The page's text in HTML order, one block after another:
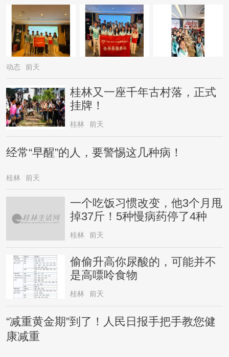
动态 前天
桂林又一座千年古村落，正式
挂牌！
桂林 前天
经常“早醒”的人，要警惕这几种病！
桂林 前天
一个吃饭习惯改变，他3个月甩
掉37斤！5种慢病药停了4种
桂林 前天
偷偷升高你尿酸的，可能并不
是高嘌呤食物
桂林 前天
“减重黄金期”到了！人民日报手把手教您健
康减重